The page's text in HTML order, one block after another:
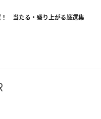
当たる・盛り上がる厳選集